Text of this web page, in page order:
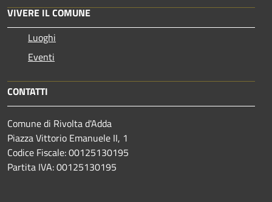
VIVERE IL COMUNE
Luoghi
Eventi
CONTATTI
Comune di Rivolta d'Adda
Piazza Vittorio Emanuele II, 1
Codice Fiscale: 00125130195
Partita IVA: 00125130195